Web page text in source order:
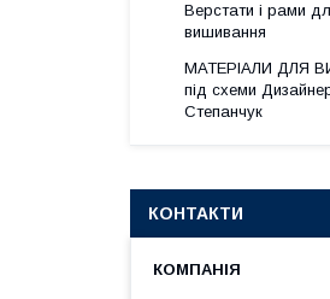
Верстати і рами
вишивання
МАТЕРІАЛИ ДЛЯ
під схеми
Степанчук
КОНТАКТИ